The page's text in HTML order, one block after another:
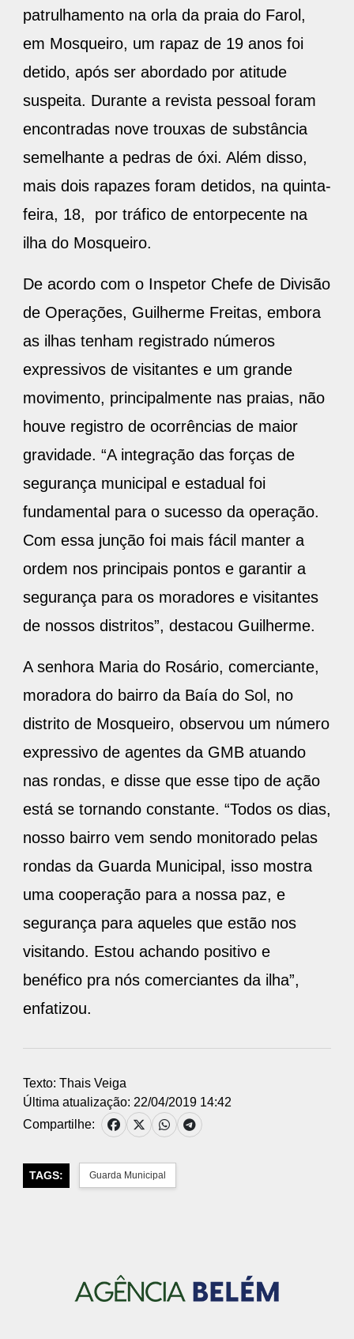
patrulhamento na orla da praia do Farol,
em Mosqueiro, um rapaz de 19 anos foi
detido, após ser abordado por atitude
suspeita. Durante a revista pessoal foram
encontradas nove trouxas de substância
semelhante a pedras de óxi. Além disso,
mais dois rapazes foram detidos, na quinta-
feira, 18, por tráfico de entorpecente na
ilha do Mosqueiro.
De acordo com o Inspetor Chefe de Divisão
de Operações, Guilherme Freitas, embora
as ilhas tenham registrado números
expressivos de visitantes e um grande
movimento, principalmente nas praias, não
houve registro de ocorrências de maior
gravidade. “A integração das forças de
segurança municipal e estadual foi
fundamental para o sucesso da operação.
Com essa junção foi mais fácil manter a
ordem nos principais pontos e garantir a
segurança para os moradores e visitantes
de nossos distritos”, destacou Guilherme.
A senhora Maria do Rosário, comerciante,
moradora do bairro da Baía do Sol, no
distrito de Mosqueiro, observou um número
expressivo de agentes da GMB atuando
nas rondas, e disse que esse tipo de ação
está se tornando constante. “Todos os dias,
nosso bairro vem sendo monitorado pelas
rondas da Guarda Municipal, isso mostra
uma cooperação para a nossa paz, e
segurança para aqueles que estão nos
visitando. Estou achando positivo e
benéfico pra nós comerciantes da ilha”,
enfatizou.
Texto: Thais Veiga
Última atualização: 22/04/2019 14:42
Compartilhe:
TAGS: Guarda Municipal